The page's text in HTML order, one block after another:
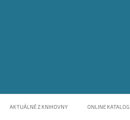
Knihovna Černilov
AKTUÁLNĚ Z KNIHOVNY ONLINE KATALOG